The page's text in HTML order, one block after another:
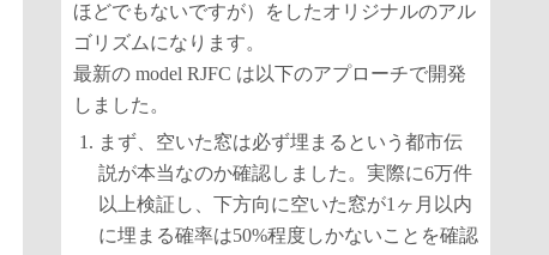
ほどでもないですが）をしたオリジナルのアル
ゴリズムになります。
最新の model RJFC は以下のアプローチで開発
しました。
まず、空いた窓は必ず埋まるという都市伝
説が本当なのか確認しました。実際に6万件
以上検証し、下方向に空いた窓が1ヶ月以内
に埋まる確率は50%程度しかないことを確認